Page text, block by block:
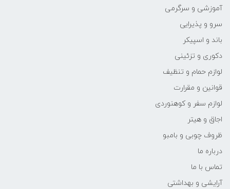
آموزشی و سرگرمی
سرو و پذیرایی
باند و اسپیکر
دکوری و تزئینی
لوازم حمام و تنظیف
قوانین و مقرارت
لوازم سفر و کوهنوردی
اجاق و هیتر
ظروف چوبی و بامبو
درباره ما
تماس با ما
آرایشی و بهداشتی